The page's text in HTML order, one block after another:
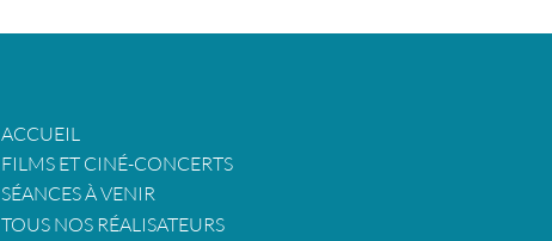
ACCUEIL
FILMS ET CINÉ-CONCERTS
SÉANCES À VENIR
TOUS NOS RÉALISATEURS